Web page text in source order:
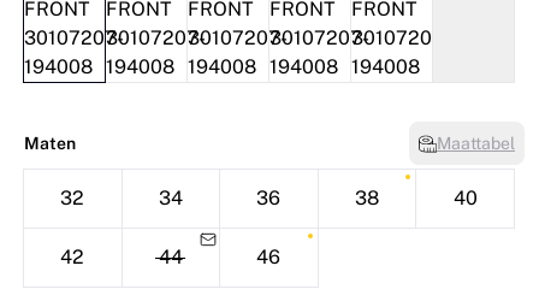
Maten Maattabel
32 34 36 38 40
42 44 46